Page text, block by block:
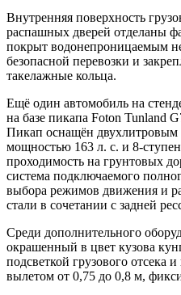
Внутренняя поверхность
распашных дверей отделаны
покрыт водонепроницаемым
безопасной перевозки и
такелажные кольца.
Ещё один автомобиль на
на базе пикапа Foton Tunland
Пикап оснащён двухлитровым
мощностью 163 л. с. и 8-
проходимость на грунтовых
система подключаемого
выбора режимов движения и
стали в сочетании с задней
Среди дополнительного
окрашенный в цвет кузова
подсветкой грузового отсека
вылетом от 0,75 до 0,8 м,